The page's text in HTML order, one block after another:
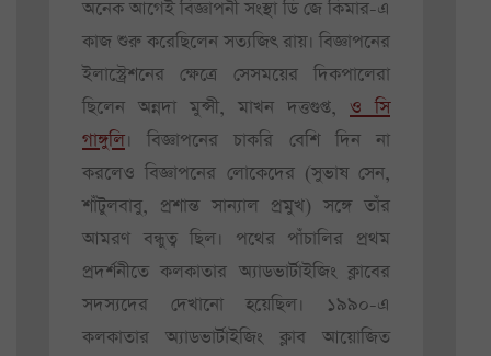
অনেক আগেই বিজ্ঞাপনী সংস্থা ডি জে কিমার-এ
কাজ শুরু করেছিলেন সত্যজিৎ রায়। বিজ্ঞাপনের
ইলাস্ট্রেশনের ক্ষেত্রে সেসময়ের দিকপালেরা
ছিলেন অন্নদা মুন্সী, মাখন দত্তগুপ্ত, ও সি
গাঙ্গুলি। বিজ্ঞাপনের চাকরি বেশি দিন না
করলেও বিজ্ঞাপনের লোকেদের (সুভাষ সেন,
শাঁটুলবাবু, প্রশান্ত সান্যাল প্রমুখ) সঙ্গে তাঁর
আমরণ বন্ধুত্ব ছিল। পথের পাঁচালির প্রথম
প্রদর্শনীতে কলকাতার অ্যাডভার্টাইজিং ক্লাবের
সদস্যদের দেখানো হয়েছিল। ১৯৯০-এ
কলকাতার অ্যাডভার্টাইজিং ক্লাব আয়োজিত